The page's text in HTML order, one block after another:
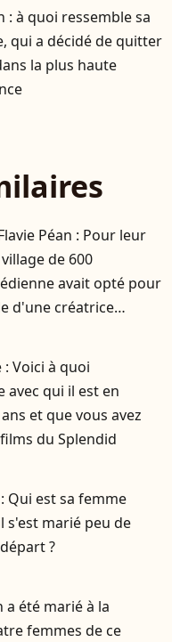
: à quoi ressemble sa
qui a décidé de quitter
la plus haute
Péan : Pour leur
de 600
avait opté pour
d'une créatrice
Voici à quoi
avec qui il est en
et que vous avez
du Splendid
Qui est sa femme
s'est marié peu de
?
a été marié à la
femmes de ce